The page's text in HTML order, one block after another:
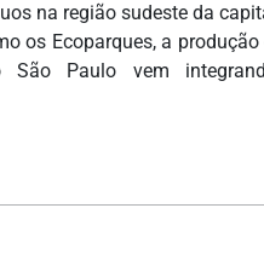
na região sudeste da
os Ecoparques, a
São Paulo vem